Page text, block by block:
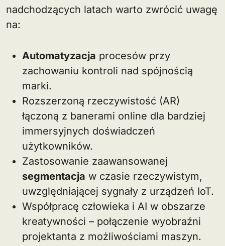
nadchodzących latach warto zwrócić uwagę
na:
Automatyzacja procesów przy
zachowaniu kontroli nad spójnością
marki.
Rozszerzoną rzeczywistość (AR)
łączoną z banerami online dla bardziej
immersyjnych doświadczeń
użytkowników.
Zastosowanie zaawansowanej
segmentacja w czasie rzeczywistym,
uwzględniającej sygnały z urządzeń IoT.
Współpracę człowieka i AI w obszarze
kreatywności – połączenie wyobraźni
projektanta z możliwościami maszyn.